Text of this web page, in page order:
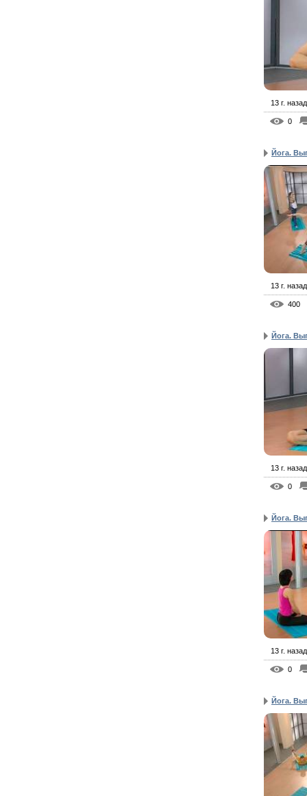
13 г. назад
0
Йога.
13 г. назад
400
Йога.
13 г. назад
0
Йога.
13 г. назад
0
Йога.